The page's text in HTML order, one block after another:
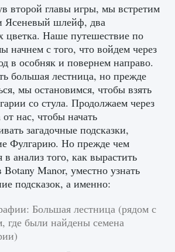
второй главы игры, мы встретим
Ясеневый шлейф, два
цветка. Наше путешествие по
начнем с того, что войдем через
в особняк и повернем направо.
большая лестница, но прежде
мы остановимся, чтобы взять
со стула. Продолжаем через
от нас, чтобы начать
загадочные подсказки,
Фулгарию. Но прежде чем
в анализ того, как вырастить
Manor, уместно узнать
подсказок, а именно:
Большая лестница (рядом с
где были найдены семена